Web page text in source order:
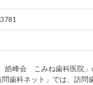
峰会 こみね歯科医院」
歯科ネット」では、訪